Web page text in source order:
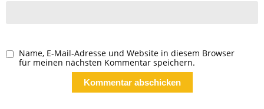
Name, E-Mail-Adresse und Website in diesem Browser
für meinen nächsten Kommentar speichern.